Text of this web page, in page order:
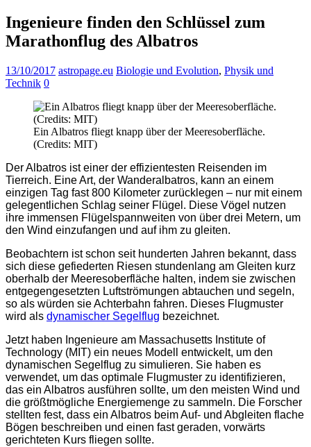
Ingenieure finden den Schlüssel zum
Marathonflug des Albatros
13/10/2017 astropage.eu Biologie und Evolution, Physik und
Technik 0
Ein Albatros fliegt knapp über der Meeresoberfläche.
(Credits: MIT)
Der Albatros ist einer der effizientesten Reisenden im
Tierreich. Eine Art, der Wanderalbatros, kann an einem
einzigen Tag fast 800 Kilometer zurücklegen – nur mit einem
gelegentlichen Schlag seiner Flügel. Diese Vögel nutzen
ihre immensen Flügelspannweiten von über drei Metern, um
den Wind einzufangen und auf ihm zu gleiten.
Beobachtern ist schon seit hunderten Jahren bekannt, dass
sich diese gefiederten Riesen stundenlang am Gleiten kurz
oberhalb der Meeresoberfläche halten, indem sie zwischen
entgegengesetzten Luftströmungen abtauchen und segeln,
so als würden sie Achterbahn fahren. Dieses Flugmuster
wird als dynamischer Segelflug bezeichnet.
Jetzt haben Ingenieure am Massachusetts Institute of
Technology (MIT) ein neues Modell entwickelt, um den
dynamischen Segelflug zu simulieren. Sie haben es
verwendet, um das optimale Flugmuster zu identifizieren,
das ein Albatros ausführen sollte, um den meisten Wind und
die größtmögliche Energiemenge zu sammeln. Die Forscher
stellten fest, dass ein Albatros beim Auf- und Abgleiten flache
Bögen beschreiben und einen fast geraden, vorwärts
gerichteten Kurs fliegen sollte.